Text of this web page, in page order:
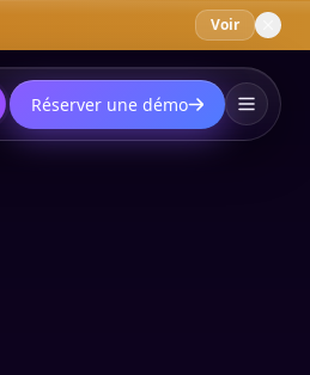
Voir
Réserver une démo